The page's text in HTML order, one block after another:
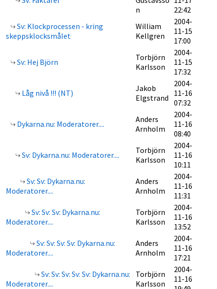
n
22:42
Sv: Klockprocessen - kring
skeppsklocksmålet
William
Kellgren
2004-
11-15
17:00
Sv: Hej Björn
Torbjörn
Karlsson
2004-
11-15
17:32
Låg nivå !!! (NT)
Jakob
Elgstrand
2004-
11-16
07:32
Dykarna.nu: Moderatorer....
Anders
Arnholm
2004-
11-16
08:40
Sv: Dykarna.nu: Moderatorer....
Torbjörn
Karlsson
2004-
11-16
10:11
Sv: Sv: Dykarna.nu:
Moderatorer....
Anders
Arnholm
2004-
11-16
11:31
Sv: Sv: Sv: Dykarna.nu:
Moderatorer....
Torbjörn
Karlsson
2004-
11-16
13:52
Sv: Sv: Sv: Sv: Dykarna.nu:
Moderatorer....
Anders
Arnholm
2004-
11-16
17:21
Sv: Sv: Sv: Sv: Sv: Dykarna.nu:
Moderatorer....
Torbjörn
Karlsson
2004-
11-16